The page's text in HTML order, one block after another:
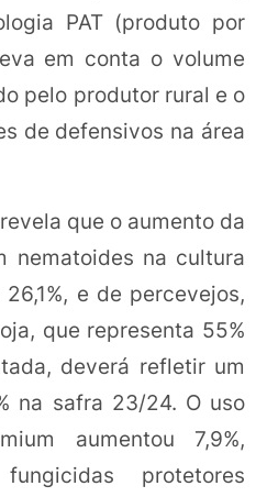
PAT (produto por
em conta o volume
pelo produtor rural e o
de defensivos na área
que o aumento da
nematoides na cultura
e de percevejos,
que representa 55%
deverá refletir um
na safra 23/24. O uso
aumentou 7,9%,
protetores